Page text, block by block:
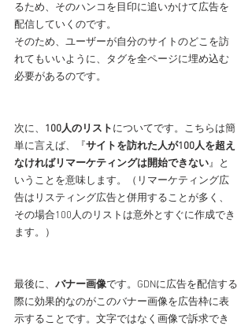
るため、そのハンコを目印に追いかけて広告を
配信していくのです。
そのため、ユーザーが自分のサイトのどこを訪
れてもいいように、タグを全ページに埋め込む
必要があるのです。
次に、 100人のリストについてです。こちらは簡
単に言えば、『サイトを訪れた人が100人を超え
なければリマーケティングは開始できない』と
いうことを意味します。（リマーケティング広
告はリスティング広告と併用することが多く、
その場合100人のリストは意外とすぐに作成でき
ます。）
最後に、 バナー画像です。GDNに広告を配信する
際に効果的なのがこのバナー画像を広告枠に表
示することです。文字ではなく画像で訴求でき